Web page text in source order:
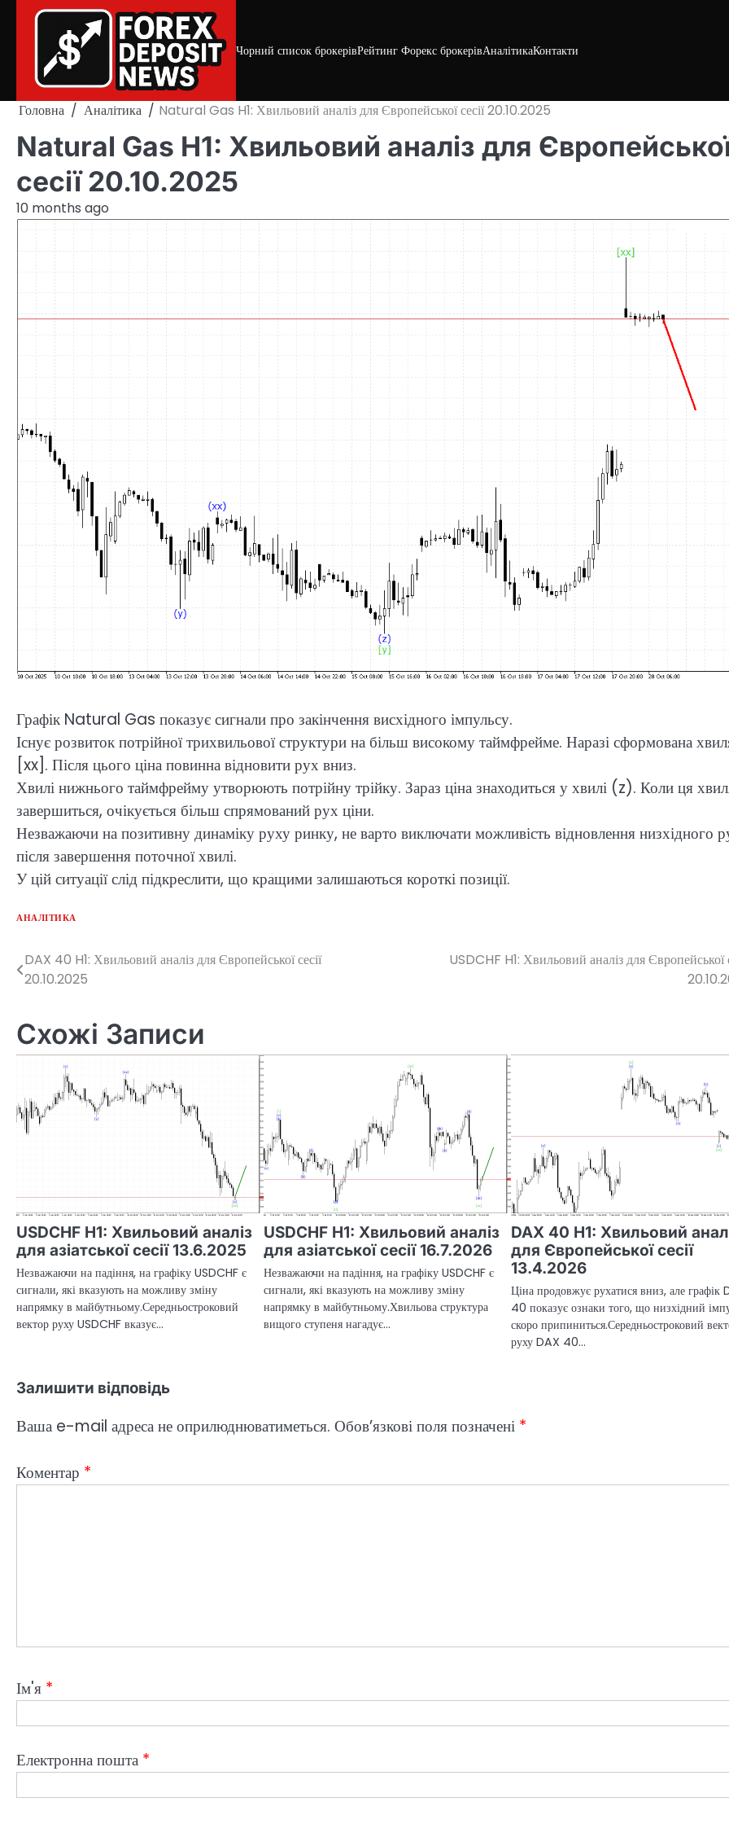
Чорний список брокерівРейтинг Форекс брокерівАналітикаКонтакти
Головна Аналітика Natural Gas H1: Хвильовий аналіз для Європейської сесії 20.10.2025
Natural Gas H1: Хвильовий аналіз для
сесії 20.10.2025
10 months ago
Графік Natural Gas показує сигнали про закінчення висхідного імпульсу.
Існує розвиток потрійної трихвильової структури на більш високому таймфрейме. Наразі сформована
[xx]. Після цього ціна повинна відновити рух вниз.
Хвилі нижнього таймфрейму утворюють потрійну трійку. Зараз ціна знаходиться у хвилі (z). Коли ця
завершиться, очікується більш спрямований рух ціни.
Незважаючи на позитивну динаміку руху ринку, не варто виключати можливість відновлення низхідного
після завершення поточної хвилі.
У цій ситуації слід підкреслити, що кращими залишаються короткі позиції.
АНАЛІТИКА
Навігація
DAX 40 H1: Хвильовий аналіз для Європейської сесії
20.10.2025
USDCHF H1: Хвильовий аналіз для Європейської
Схожі Записи
USDCHF H1: Хвильовий аналіз
для азіатської сесії 13.6.2025
Незважаючи на падіння, на графіку USDCHF є
сигнали, які вказують на можливу зміну
напрямку в майбутньому.Середньостроковий
вектор руху USDCHF вказує…
USDCHF H1: Хвильовий аналіз
для азіатської сесії 16.7.2026
Незважаючи на падіння, на графіку USDCHF є
сигнали, які вказують на можливу зміну
напрямку в майбутньому.Хвильова структура
вищого ступеня нагадує…
DAX 40 H1: Хвильовий
для Європейської сесії
13.4.2026
Ціна продовжує рухатися вниз, але графік
40 показує ознаки того, що низхідний
скоро припиниться.Середньостроковий
руху DAX 40…
Залишити відповідь
Ваша e-mail адреса не оприлюднюватиметься. Обов’язкові поля позначені *
Коментар *
Ім'я *
Електронна пошта *